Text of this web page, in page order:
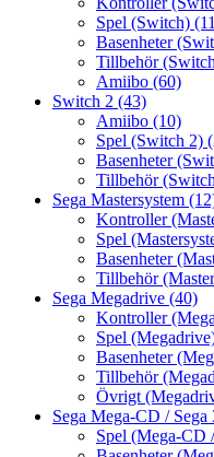
Spel (Switch)
Basenheter
Tillbehör
Amiibo (60)
Switch 2 (43)
Amiibo (10)
Spel (Switch 2)
Basenheter
Tillbehör
Sega Mastersystem
Kontroller
Spel
Basenheter
Tillbehör
Sega Megadrive (40)
Kontroller
Spel
Basenheter
Tillbehör
Övrigt
Sega Mega-CD / Sega
Spel (Mega-CD